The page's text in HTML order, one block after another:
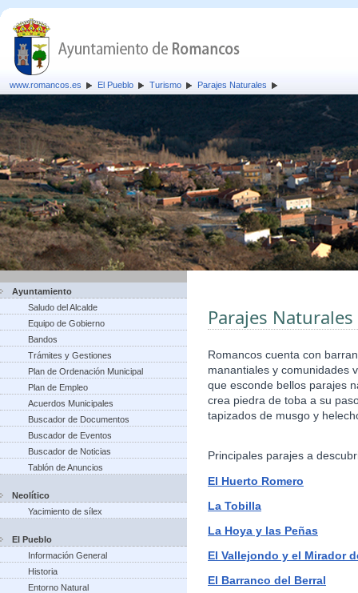
www.romancos.es El Pueblo Turismo Parajes Naturales
Ayuntamiento
Saludo del Alcalde
Equipo de Gobierno
Bandos
Trámites y Gestiones
Plan de Ordenación Municipal
Plan de Empleo
Acuerdos Municipales
Buscador de Documentos
Buscador de Eventos
Buscador de Noticias
Tablón de Anuncios
Neolítico
Yacimiento de sílex
El Pueblo
Información General
Historia
Entorno Natural
Parajes Naturales
Romancos cuenta con
manantiales y comunidades
que esconde bellos parajes
crea piedra de toba a su
tapizados de musgo y
Principales parajes a
El Huerto Romero
La Tobilla
La Hoya y las Peñas
El Vallejondo y el Mirador
El Barranco del Berral